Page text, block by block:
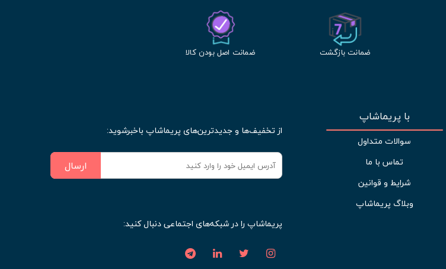
ضمانت بازگشت ضمانت اصل بودن کالا
با پریماشاپ
سوالات متداول
تماس با ما
شرایط و قوانین
وبلاگ پریماشاپ
از تخفیف‌ها و جدیدترین‌های پریماشاپ باخبرشوید:
ارسال
پریماشاپ را در شبکه‌های اجتماعی دنبال کنید: